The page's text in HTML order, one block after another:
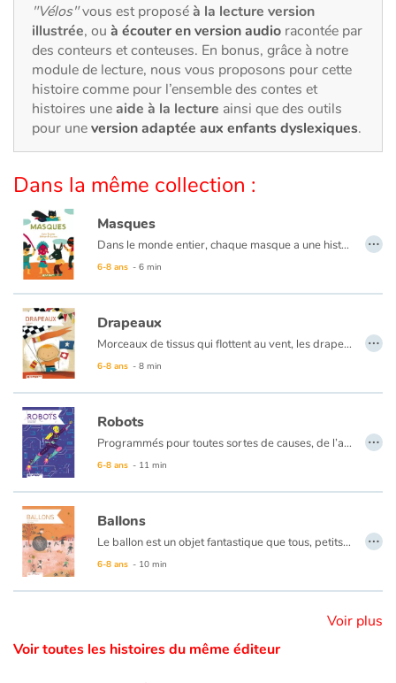
Quotidien et loisirs
À l'école
Fêtes et évènements
Amour et amitié
Sujets de société
Émotions et sentiments
Formats et illustrations
Catalogue anglais
Contraste +
Aide
Accueil
Famille
Écoles
"Vélos"vous est proposéà la lecture version
illustrée, ou à écouter en version audio racontée par
des conteurs et conteuses. En bonus, grâce à notre
module de lecture, nous vous proposons pour cette
histoire comme pour l’ensemble des contes et
histoires uneaide à la lecture ainsi que des outils
pour uneversion adaptée aux enfants dyslexiques.
Dans la même collection :
Masques
Dans le monde entier, chaque masque a une histoire particulière. Utilisés pour se mettre en valeur ou se cacher, pour s’amuser ou sauver la planète, les masques ont de tout temps attiré petits et grands.
6-8 ans - 6 min
…
Drapeaux
Morceaux de tissus qui flottent au vent, les drapeaux sont visibles partout dans le monde. Ils forment une sorte de langage. Parfois même un code secret étonnant. Histoire d'objet, une façon de redécouvrir le monde qui nous entoure à travers un objet familier.
6-8 ans - 8 min
…
Robots
Programmés pour toutes sortes de causes, de l’agriculture à l’exploration de l’Espace en passant par les usines pour fabriquer tous nos objets, les robots sont devenus indispensables dans nos quotidiens. Ils peuvent aussi nous remplacer pour effectuer des tâches dangereuses ou délicates comme une opération chirurgicale ou accéder à des lieux inaccessibles. En Asie, particulièrement, les robots humanoïdes collaborent de plus en plus avec les humains, en apprenant aux enfants à chanter par exemple. On les appelle les cobots, les robots collaboratifs. Les robots bouleversent nos façons de vivre et nous allons de plus en plus les côtoyer. Ils impressionnent, fascinent, et surtout interrogent…
6-8 ans - 11 min
…
Ballons
Le ballon est un objet fantastique que tous, petits et grands connaissent depuis la nuit des temps. Qu’il s’agisse de le lancer, shooter, dribbler ou l’intercepter, une grosse balle qui rebondit suffit pour s’amuser pendant des heures, seul ou en groupe. Car avec un ballon, l’essentiel reste le plaisir de jouer.
6-8 ans - 10 min
…
Voir plus
Voir toutes les histoires du même éditeur